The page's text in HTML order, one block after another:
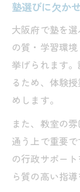
塾選びに欠か
大阪府で塾を
の質・学習環
挙げられます
るため、体験
めします。
また、教室の
通う上で重要
の行政サポー
ら質の高い指